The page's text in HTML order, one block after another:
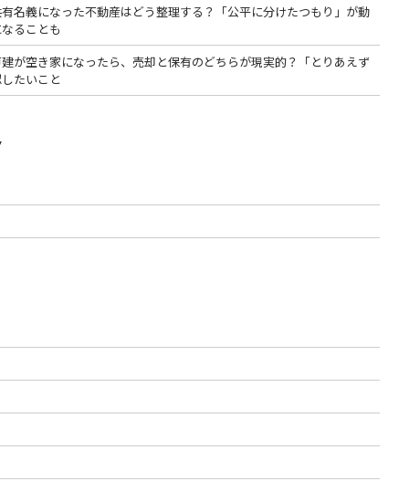
名義になった不動産はどう整理する？「公平に分けたつもり」が動
ることも
が空き家になったら、売却と保有のどちらが現実的？「とりあえず
たいこと